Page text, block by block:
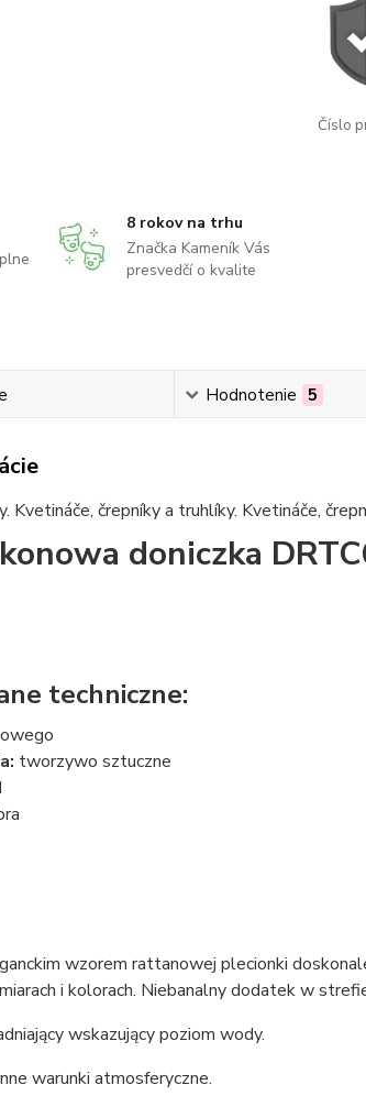
Číslo
8 rokov na trhu
Značka Kameník Vás
presvedčí o kvalite
Hodnotenie 5
Kvetináče, črepníky a truhlíky. Kvetináče,
doniczka
techniczne:
tworzywo sztuczne
wzorem rattanowej plecionki
i kolorach. Niebanalny dodatek w
wskazujący poziom wody.
warunki atmosferyczne.